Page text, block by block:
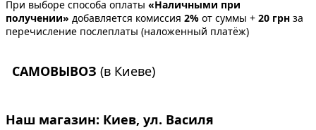
При выборе способа оплаты «Наличными при
получении» добавляется комиссия 2% от суммы + 20 грн за
перечисление послеплаты (наложенный платёж)
САМОВЫВОЗ (в Киеве)
Наш магазин: Киев, ул. Василя